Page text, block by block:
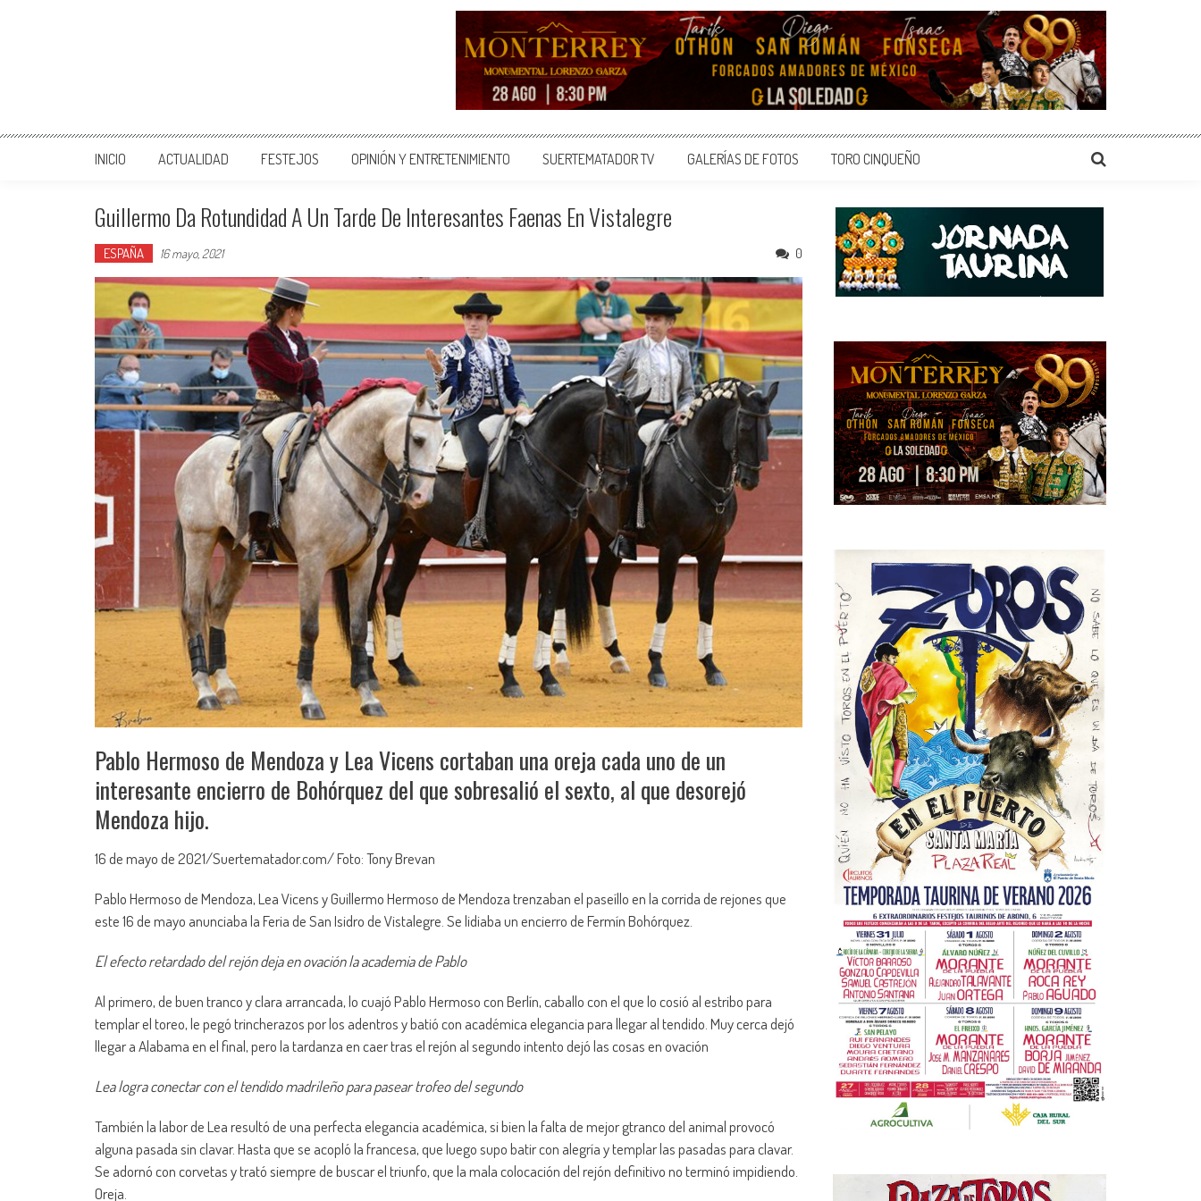
INICIO ACTUALIDAD FESTEJOS OPINIÓN Y ENTRETENIMIENTO SUERTEMATADOR TV GALERÍAS DE FOTOS TORO CINQUEÑO
Guillermo Da Rotundidad A Un Tarde De Interesantes Faenas En Vistalegre
ESPAÑA 16 mayo, 2021 0
Pablo Hermoso de Mendoza y Lea Vicens cortaban una oreja cada uno de un
interesante encierro de Bohórquez del que sobresalió el sexto, al que desorejó
Mendoza hijo.
16 de mayo de 2021/Suertematador.com/ Foto: Tony Brevan
Pablo Hermoso de Mendoza, Lea Vicens y Guillermo Hermoso de Mendoza trenzaban el paseíllo en la corrida de rejones que
este 16 de mayo anunciaba la Feria de San Isidro de Vistalegre. Se lidiaba un encierro de Fermín Bohórquez.
El efecto retardado del rejón deja en ovación la academia de Pablo
Al primero, de buen tranco y clara arrancada, lo cuajó Pablo Hermoso con Berlín, caballo con el que lo cosió al estribo para
templar el toreo, le pegó trincherazos por los adentros y batió con académica elegancia para llegar al tendido. Muy cerca dejó
llegar a Alabama en el final, pero la tardanza en caer tras el rejón al segundo intento dejó las cosas en ovación
Lea logra conectar con el tendido madrileño para pasear trofeo del segundo
También la labor de Lea resultó de una perfecta elegancia académica, si bien la falta de mejor gtranco del animal provocó
alguna pasada sin clavar. Hasta que se acopló la francesa, que luego supo batir con alegría y templar las pasadas para clavar.
Se adornó con corvetas y trató siempre de buscar el triunfo, que la mala colocación del rejón definitivo no terminó impidiendo.
Oreja.